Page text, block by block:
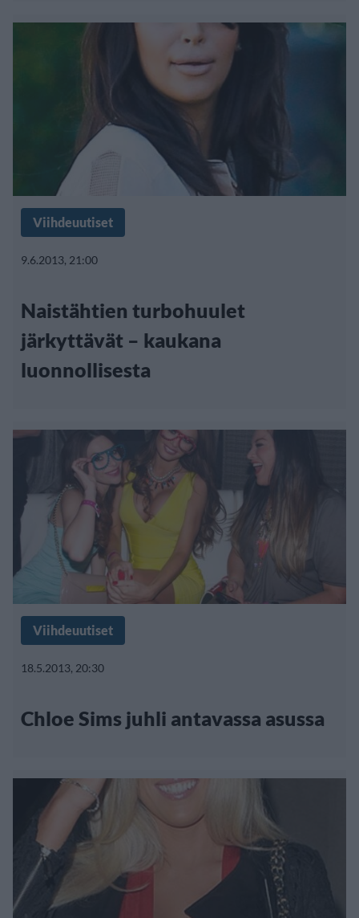
Viihdeuutiset
9.6.2013, 21:00
Naistähtien turbohuulet
järkyttävät – kaukana
luonnollisesta
Viihdeuutiset
18.5.2013, 20:30
Chloe Sims juhli antavassa asussa